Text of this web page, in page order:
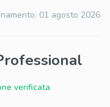
01 agosto 2026
verificata